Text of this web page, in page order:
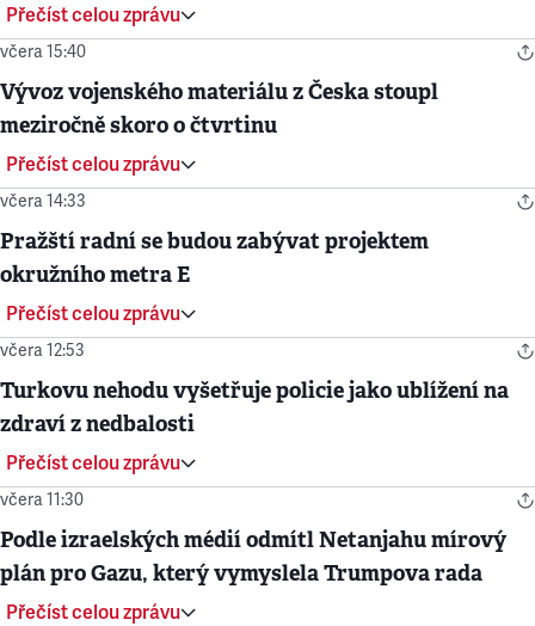
Přečíst celou zprávu
včera 15:40
Vývoz vojenského materiálu z Česka stoupl
meziročně skoro o čtvrtinu
Přečíst celou zprávu
včera 14:33
Pražští radní se budou zabývat projektem
okružního metra E
Přečíst celou zprávu
včera 12:53
Turkovu nehodu vyšetřuje policie jako ublížení na
zdraví z nedbalosti
Přečíst celou zprávu
včera 11:30
Podle izraelských médií odmítl Netanjahu mírový
plán pro Gazu, který vymyslela Trumpova rada
Přečíst celou zprávu